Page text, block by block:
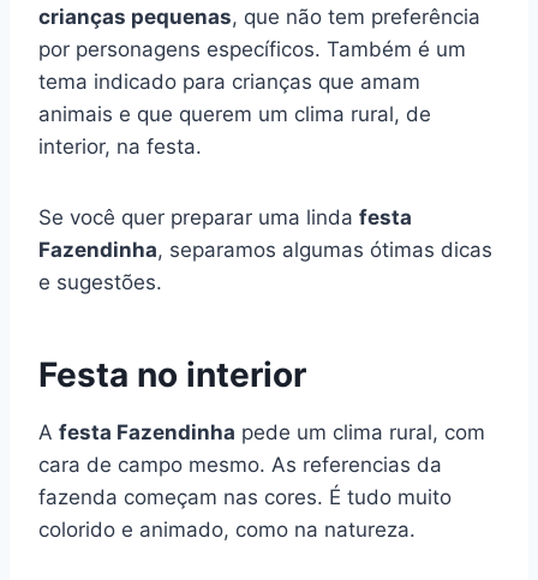
crianças pequenas, que não tem preferência
por personagens específicos. Também é um
tema indicado para crianças que amam
animais e que querem um clima rural, de
interior, na festa.
Se você quer preparar uma linda festa
Fazendinha, separamos algumas ótimas dicas
e sugestões.
Festa no interior
A festa Fazendinha pede um clima rural, com
cara de campo mesmo. As referencias da
fazenda começam nas cores. É tudo muito
colorido e animado, como na natureza.